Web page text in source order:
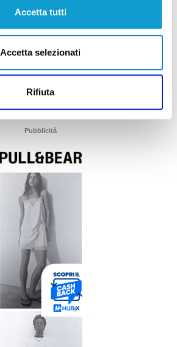
Accetta tutti
Accetta selezionati
Rifiuta
Pubblicità